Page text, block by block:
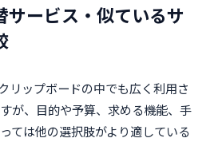
サービス・似ているサ
リップボードの中でも広く利用さ
が、目的や予算、求める機能、手
ては他の選択肢がより適している